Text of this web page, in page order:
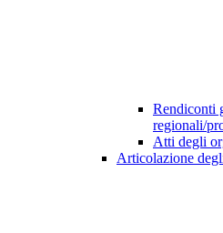
Rendiconti
regionali/
Atti degli
Articolazione